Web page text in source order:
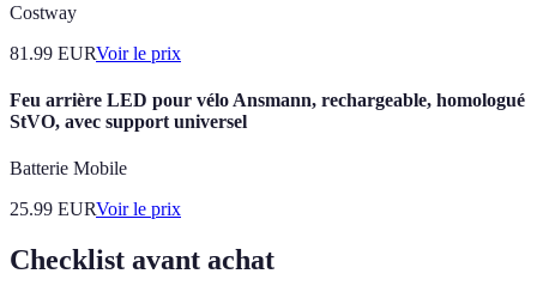
Costway
81.99 EURVoir le prix
Feu arrière LED pour vélo Ansmann, rechargeable, homologué
StVO, avec support universel
Batterie Mobile
25.99 EURVoir le prix
Checklist avant achat